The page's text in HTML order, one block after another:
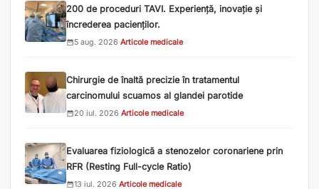
200 de proceduri TAVI. Experiență, inovație și
încrederea pacienților.
5 aug. 2026·Articole medicale
Chirurgie de înaltă precizie în tratamentul
carcinomului scuamos al glandei parotide
20 iul. 2026·Articole medicale
Evaluarea fiziologică a stenozelor coronariene prin
RFR (Resting Full-cycle Ratio)
13 iul. 2026·Articole medicale